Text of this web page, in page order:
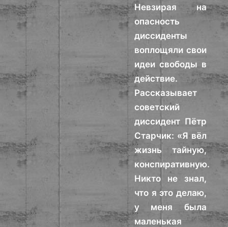
Невзирая на
опасность
диссиденты
воплощяли свои
идеи свободы в
действие.
Рассказывает
советский
диссидент Пётр
Старчик: «Я вёл
жизнь тайную,
конспиративную.
Никто не знал,
что я это делаю,
у меня была
маленькая